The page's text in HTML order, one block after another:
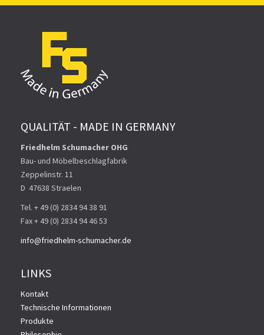
QUALITÄT - MADE IN GERMANY
Friedhelm Schumacher OHG
Bau- und Möbelbeschlagfabrik
Zeppelinstr. 11
D ­ 47638 Straelen
Tel. + 49 (0) 2834 94 38 91
Fax + 49 (0) 2834 94 46 53
info@friedhelm-schumacher.de
LINKS
Kontakt
Technische Informationen
Produkte